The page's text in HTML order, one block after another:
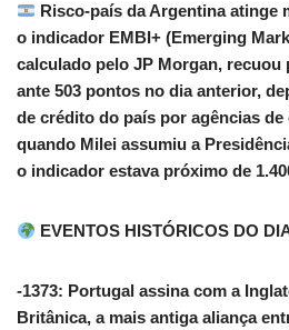
Risco-país da Argentina atinge
o indicador EMBI+ (Emerging
calculado pelo JP Morgan, recuou
ante 503 pontos no dia anterior,
de crédito do país por agências
quando Milei assumiu a
o indicador estava próximo de
EVENTOS HISTÓRICOS DO
-1373: Portugal assina com a
Britânica, a mais antiga aliança